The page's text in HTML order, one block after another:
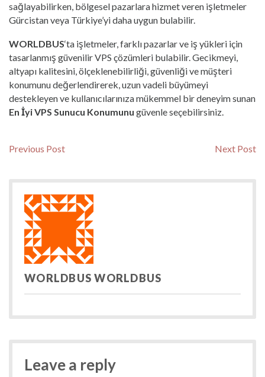
sağlayabilirken, bölgesel pazarlara hizmet veren işletmeler
Gürcistan veya Türkiye’yi daha uygun bulabilir.
WORLDBUS‘ta işletmeler, farklı pazarlar ve iş yükleri için
tasarlanmış güvenilir VPS çözümleri bulabilir. Gecikmeyi,
altyapı kalitesini, ölçeklenebilirliği, güvenliği ve müşteri
konumunu değerlendirerek, uzun vadeli büyümeyi
destekleyen ve kullanıcılarınıza mükemmel bir deneyim sunan
En İyi VPS Sunucu Konumunu güvenle seçebilirsiniz.
Yazı
Previous PostPrevious
Next Post
WORLDBUS WORLDBUS
Leave a reply